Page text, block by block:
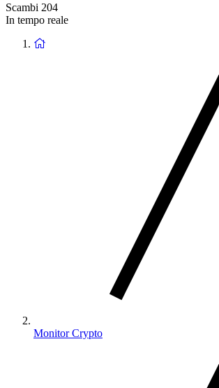
Scambi 204
In tempo reale
Monitor Crypto